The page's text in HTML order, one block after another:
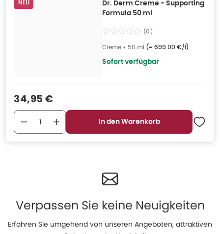
NEU
Dr. Derm Creme - Supporting
Formula 50 ml
(0)
Creme • 50 ml (= 699.00 €/l)
Sofort verfügbar
Verkaufspreis
34,95 €
In den Warenkorb
Verpassen Sie keine Neuigkeiten
Erfahren Sie umgehend von unseren Angeboten, attraktiven